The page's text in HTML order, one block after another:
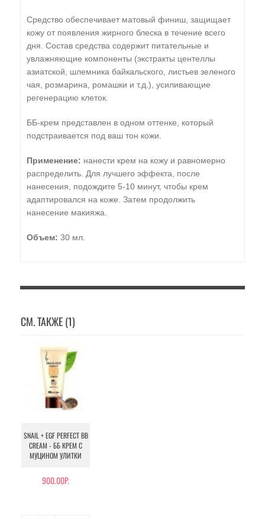
Средство обеспечивает матовый финиш, защищает
кожу от появления жирного блеска в течение всего
дня. Состав средства содержит питательные и
увлажняющие компоненты (экстракты центеллы
азиатской, шлемника байкальского, листьев зеленого
чая, розмарина, ромашки и т.д.), усиливающие
регенерацию клеток.
ББ-крем представлен в одном оттенке, который
подстраивается под ваш тон кожи.
Применение: нанести крем на кожу и равномерно
распределить. Для лучшего эффекта, после
нанесения, подождите 5-10 минут, чтобы крем
адаптировался на коже. Затем продолжить
нанесение макияжа.
Объем: 30 мл.
СМ. ТАКЖЕ (1)
SNAIL + EGF PERFECT BB
CREAM - ББ КРЕМ С
МУЦИНОМ УЛИТКИ
900.00Р.